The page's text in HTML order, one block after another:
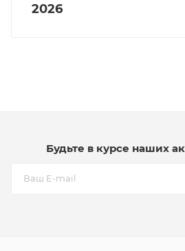
2026
Будьте в курсе наших